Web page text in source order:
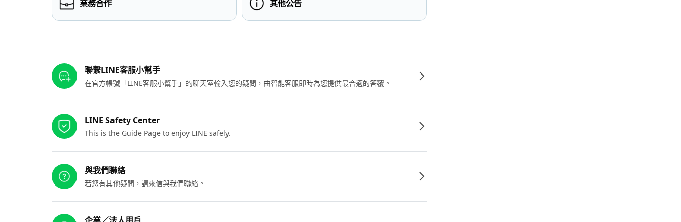
業務合作 其他公告
聯繫LINE客服小幫手
在官方帳號「LINE客服小幫手」的聊天室輸入您的疑問，由智能客服即時為您提供最合適的答覆。
LINE Safety Center
This is the Guide Page to enjoy LINE safely.
與我們聯絡
若您有其他疑問，請來信與我們聯絡。